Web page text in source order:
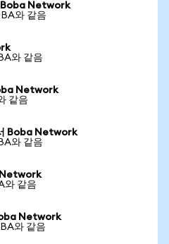
Boba Network
와 같음
와 같음
Network
같음
Boba Network
와 같음
Network
와 같음
Network
와 같음